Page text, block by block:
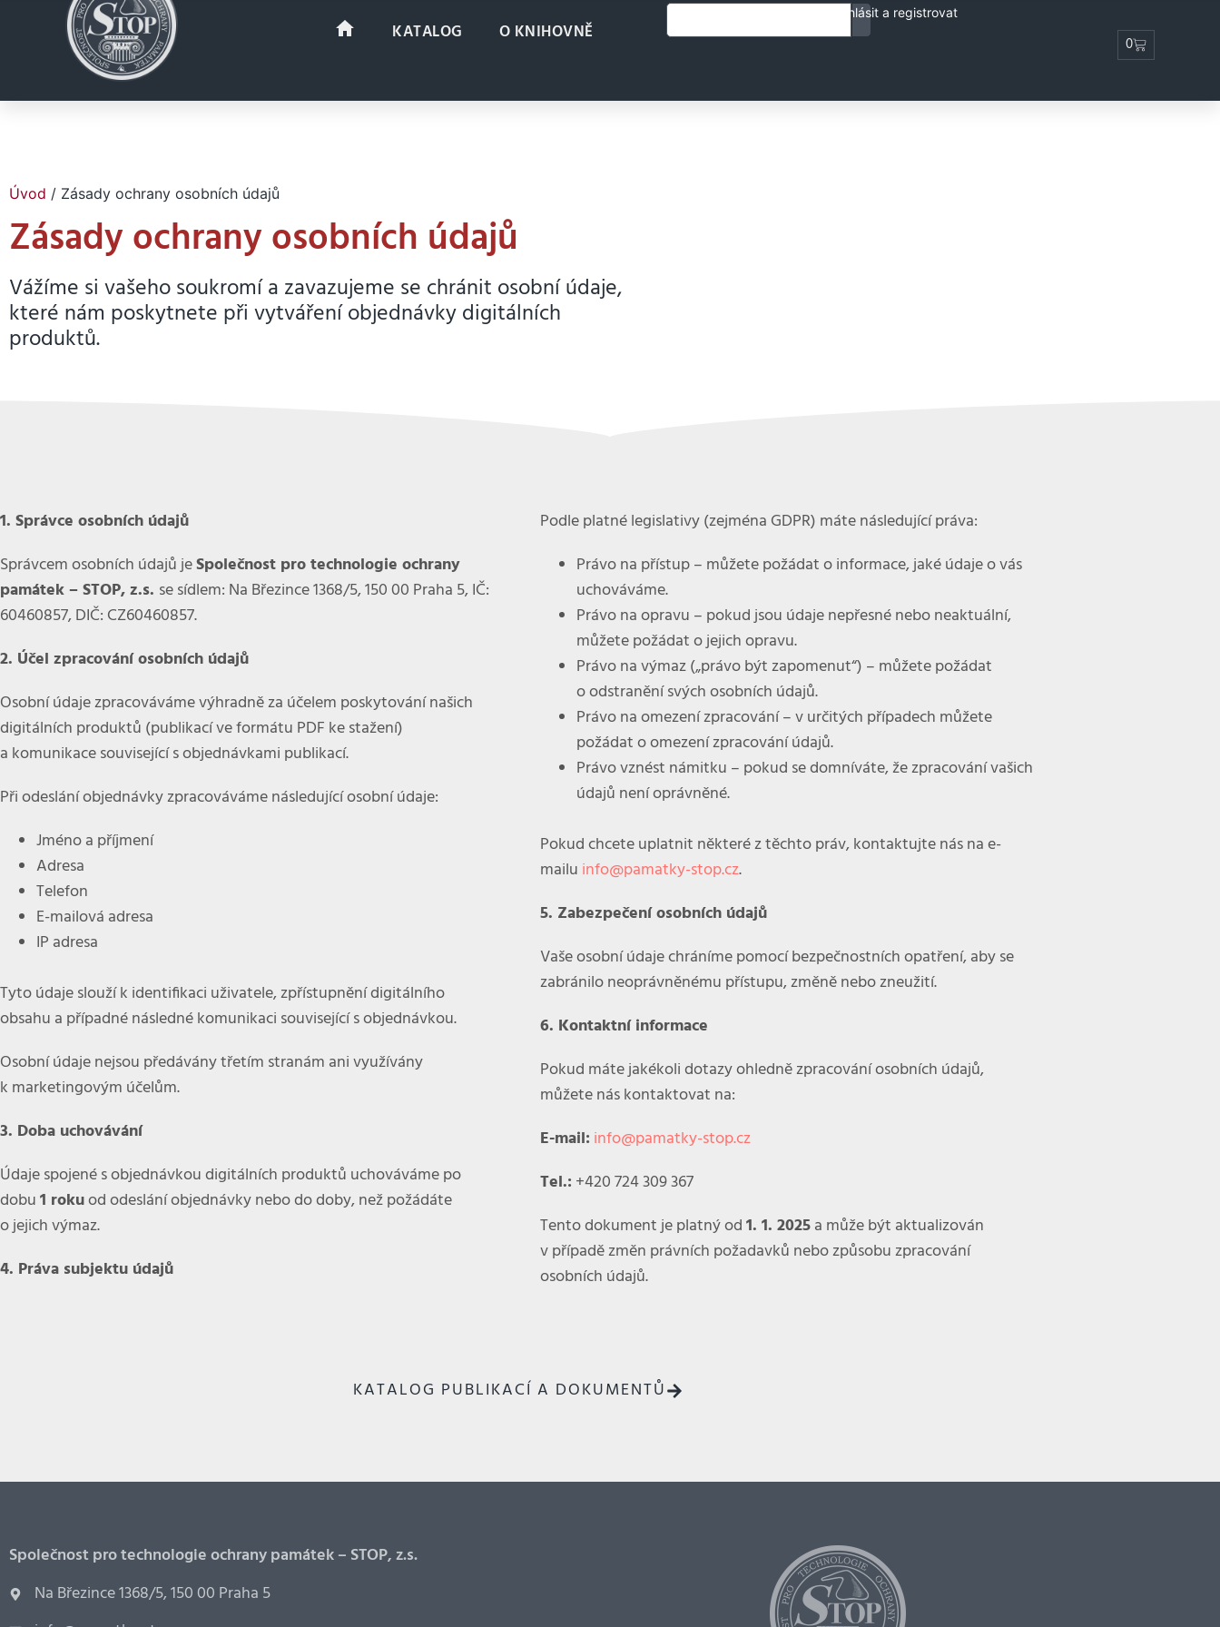
KATALOG O KNIHOVNĚ
Přihlásit a registrovat
0
Úvod / Zásady ochrany osobních údajů
Zásady ochrany osobních údajů
Vážíme si vašeho soukromí a zavazujeme se chránit osobní údaje,
které nám poskytnete při vytváření objednávky digitálních
produktů.
1. Správce osobních údajů
Správcem osobních údajů jeSpolečnost pro technologie ochrany
památek – STOP, z.s. se sídlem: Na Březince 1368/5, 150 00 Praha 5, IČ:
60460857, DIČ: CZ60460857.
2. Účel zpracování osobních údajů
Osobní údaje zpracováváme výhradně za účelem poskytování našich
digitálních produktů (publikací ve formátu PDF ke stažení)
a komunikace související s objednávkami publikací.
Při odeslání objednávky zpracováváme následující osobní údaje:
Jméno a příjmení
Adresa
Telefon
E-mailová adresa
IP adresa
Tyto údaje slouží k identifikaci uživatele, zpřístupnění digitálního
obsahu a případné následné komunikaci související s objednávkou.
Osobní údaje nejsou předávány třetím stranám ani využívány
k marketingovým účelům.
3. Doba uchovávání
Údaje spojené s objednávkou digitálních produktů uchováváme po
dobu1 rokuod odeslání objednávky nebo do doby, než požádáte
o jejich výmaz.
4. Práva subjektu údajů
Podle platné legislativy (zejména GDPR) máte následující práva:
Právo na přístup– můžete požádat o informace, jaké údaje o vás
uchováváme.
Právo na opravu – pokud jsou údaje nepřesné nebo neaktuální,
můžete požádat o jejich opravu.
Právo na výmaz („právo být zapomenut“) – můžete požádat
o odstranění svých osobních údajů.
Právo na omezení zpracování– v určitých případech můžete
požádat o omezení zpracování údajů.
Právo vznést námitku – pokud se domníváte, že zpracování vašich
údajů není oprávněné.
Pokud chcete uplatnit některé z těchto práv, kontaktujte nás na e-
mailu info@pamatky-stop.cz.
5. Zabezpečení osobních údajů
Vaše osobní údaje chráníme pomocí bezpečnostních opatření, aby se
zabránilo neoprávněnému přístupu, změně nebo zneužití.
6. Kontaktní informace
Pokud máte jakékoli dotazy ohledně zpracování osobních údajů,
můžete nás kontaktovat na:
E-mail: info@pamatky-stop.cz
Tel.: +420 724 309 367
Tento dokument je platný od1. 1. 2025a může být aktualizován
v případě změn právních požadavků nebo způsobu zpracování
osobních údajů.
KATALOG PUBLIKACÍ A DOKUMENTŮ
Společnost pro technologie ochrany památek – STOP, z.s.
Na Březince 1368/5, 150 00 Praha 5